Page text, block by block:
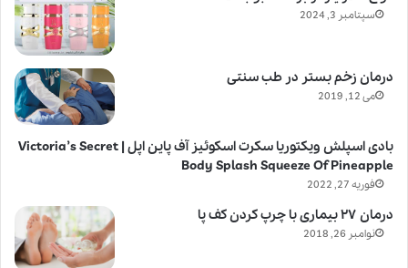
سپتامبر 3, 2024
درمان زخم بستر در طب سنتی
می 12, 2019
بادی اسپلش ویکتوریا سکرت اسکوئیز آف پاین اپل | Victoria’s Secret
Body Splash Squeeze Of Pineapple
فوریه 27, 2022
درمان ۲۷ بیماری با چرپ کردن کف پا
نوامبر 26, 2018